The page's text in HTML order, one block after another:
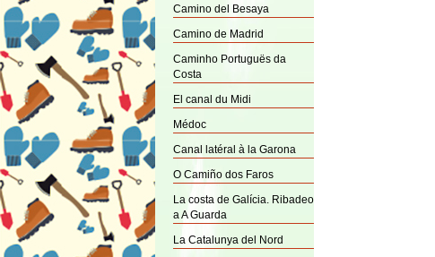
Camino del Besaya
Camino de Madrid
Caminho Portuguës da
Costa
El canal du Midi
Médoc
Canal latéral à la Garona
O Camiño dos Faros
La costa de Galícia. Ribadeo
a A Guarda
La Catalunya del Nord